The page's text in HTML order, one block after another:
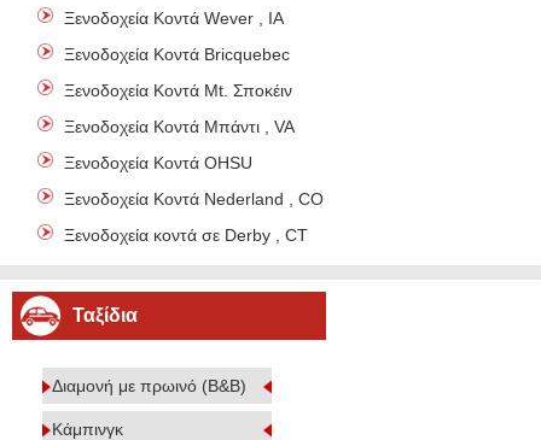
Ξενοδοχεία Κοντά Wever , IA
Ξενοδοχεία Κοντά Bricquebec
Ξενοδοχεία Κοντά Mt. Σποκέιν
Ξενοδοχεία Κοντά Μπάντι , VA
Ξενοδοχεία Κοντά OHSU
Ξενοδοχεία Κοντά Nederland , CO
Ξενοδοχεία κοντά σε Derby , CT
Ταξίδια
Διαμονή με πρωινό (B&B)
Κάμπινγκ